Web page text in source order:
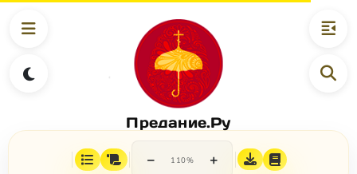
Предание.Ру
− 110% +